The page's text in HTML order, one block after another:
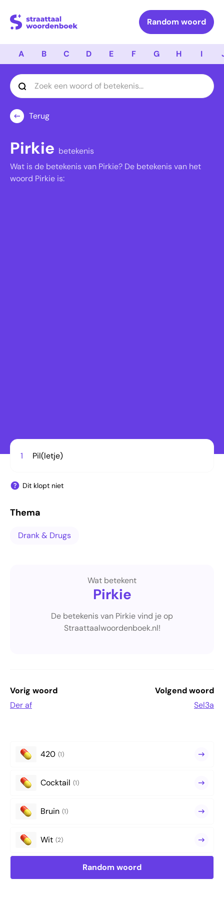
Logo Straattaal Woordenboek
Random woord
A B C D E F G H I
Terug
Pirkie betekenis
Wat is de betekenis van Pirkie? De betekenis van het
woord Pirkie is:
1 Pil(letje)
Dit klopt niet
Thema
Drank & Drugs
Wat betekent
Pirkie
De betekenis van Pirkie vind je op
Straattaalwoordenboek.nl!
Vorig woord
Der af
Volgend woord
Sel3a
420 (1)
Cocktail (1)
Bruin (1)
Wit (2)
Random woord